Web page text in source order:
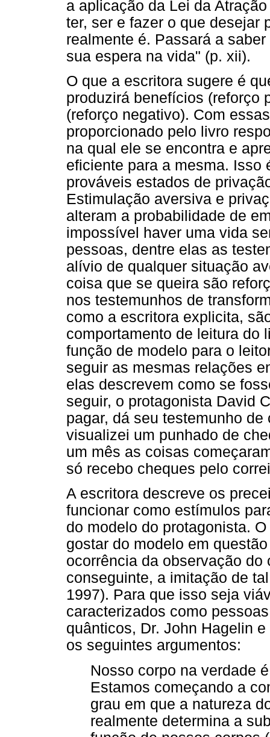
a aplicação da Lei da
ter, ser e fazer o que desejar
realmente é. Passará a
sua espera na vida" (p. xii).
O que a escritora sugere é
produzirá benefícios (reforço
(reforço negativo). Com
proporcionado pelo livro
na qual ele se encontra e
eficiente para a mesma. Isso
prováveis estados de
Estimulação aversiva e
alteram a probabilidade de
impossível haver uma vida
pessoas, dentre elas as
alívio de qualquer situação
coisa que se queira são
nos testemunhos de
como a escritora explicita,
comportamento de leitura do
função de modelo para o
seguir as mesmas relações
elas descrevem como se
seguir, o protagonista David
pagar, dá seu testemunho
visualizei um punhado de
um mês as coisas
só recebo cheques pelo
A escritora descreve os
funcionar como estímulos
do modelo do protagonista.
gostar do modelo em
ocorrência da observação
conseguinte, a imitação de
1997). Para que isso seja
caracterizados como
quânticos, Dr. John Hagelin
os seguintes argumentos:
Nosso corpo na verdade
Estamos começando a
grau em que a natureza
realmente determina a